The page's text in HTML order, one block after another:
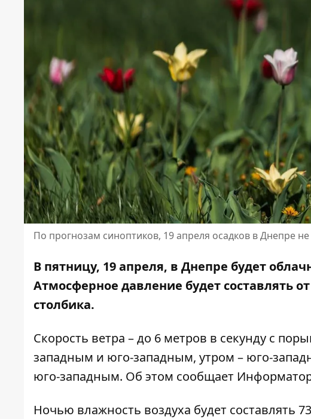
По прогнозам синоптиков, 19 апреля осадков в Днепре не
В пятницу, 19 апреля, в Днепре будет
Атмосферное давление будет составлять
столбика.
Скорость ветра – до 6 метров в секунду с
западным и юго-западным, утром – юго-
юго-западным. Об этом сообщает
Ночью влажность воздуха будет составлять